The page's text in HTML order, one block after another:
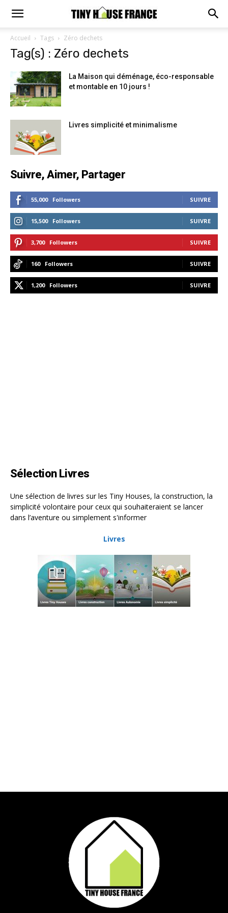
Accueil Tags Zéro dechets
Tag(s) : Zéro dechets
La Maison qui déménage, éco-responsable
et montable en 10 jours !
Livres simplicité et minimalisme
Suivre, Aimer, Partager
55,000 Followers SUIVRE
15,500 Followers SUIVRE
3,700 Followers SUIVRE
160 Followers SUIVRE
1,200 Followers SUIVRE
Sélection Livres
Une sélection de livres sur les Tiny Houses, la construction, la
simplicité volontaire pour ceux qui souhaiteraient se lancer
dans l’aventure ou simplement s'informer
Livres